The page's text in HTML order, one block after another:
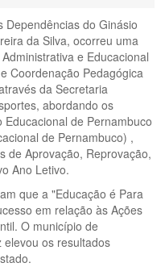
Dependências do Ginásio
da Silva, ocorreu uma
e Educacional
Coordenação Pedagógica
da Secretaria
abordando os
de Pernambuco
de Pernambuco) ,
de Aprovação, Reprovação,
Ano Letivo.
que a "Educação é Para
em relação às Ações
O município de
os resultados